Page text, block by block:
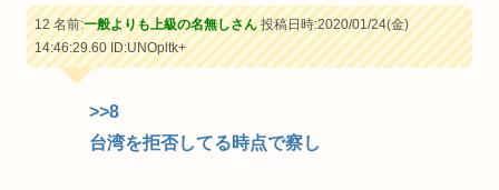
12 名前:一般よりも上級の名無しさん投稿日時:2020/01/24(金)
14:46:29.60ID:UNOpltk+
>>8
台湾を拒否してる時点で察し